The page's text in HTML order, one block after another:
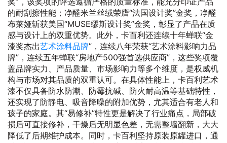
的耐刮擦性能；净醛米兰丝绒荣膺“法国设计奖”金奖，净醛
布莱娅斩获美国“MUSE缪斯设计奖”金奖，彰显了产品在质
感与设计上的双重优势。此外，卡百利还连续十年蝉联“金
漆奖杰出艺术涂料品牌”，连续八年荣获“艺术涂料影响力品
牌”，连续五年蝉联“房地产500强首选供应商”，这些奖项覆
盖品牌实力、产品质量、市场影响力等多个维度，是权威机
构与市场对其品质的双重认可。在具体性能上，卡百利艺术
漆不仅具备防水防潮、防霉抗碱、防火耐高温等基础特性，
还实现了防静电、吸音降噪的附加优势，尤其适合有老人和
孩子的家庭。其“易修补”特性更是解决了行业痛点，局部破
损后可直接修补，干燥后无明显色差，无需整墙翻新，大大
降低了后期维护成本。同时，卡百利坚持原装原罐进口，通